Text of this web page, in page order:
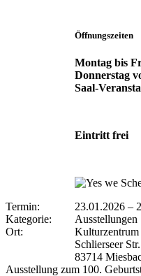
Öffnungszeiten
Montag bis
Donnerstag
Saal-
Eintritt frei
Termin: 23.01.2026 –
Kategorie:
Ausstellungen
Ort:
Schlierseer
83714
Ausstellung zum 100.